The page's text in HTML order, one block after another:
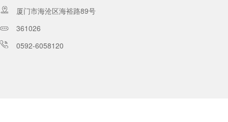
厦门市海沧区海裕路89号
361026
0592-6058120